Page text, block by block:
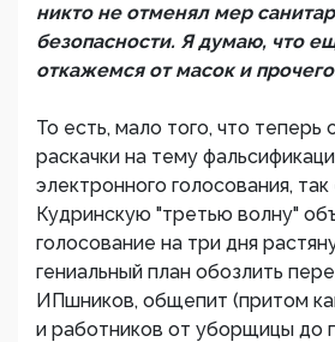
никто не отменял мер
безопасности. Я думаю, что
откажемся от масок и
То есть, мало того, что теперь
раскачки на тему
электронного голосования,
Кудринскую "третью волну"
голосование на три дня
гениальный план обозлить
ИПшников, общепит (притом
и работников от уборщицы до